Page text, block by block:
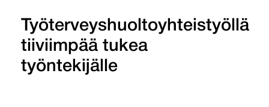
Työterveyshuoltoyhteistyöllä
tiiviimpää tukea
työntekijälle